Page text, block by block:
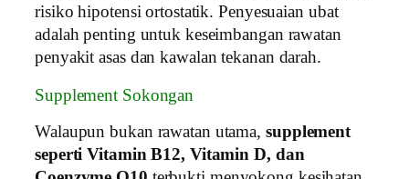
risiko hipotensi ortostatik. Penyesuaian ubat
adalah penting untuk keseimbangan rawatan
penyakit asas dan kawalan tekanan darah.
Supplement Sokongan
Walaupun bukan rawatan utama, supplement
seperti Vitamin B12, Vitamin D, dan